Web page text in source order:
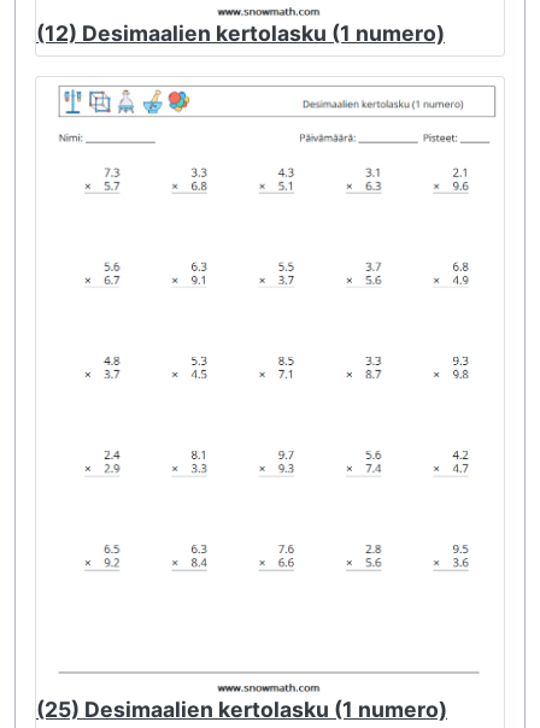
(12) Desimaalien kertolasku (1 numero)
(25) Desimaalien kertolasku (1 numero)